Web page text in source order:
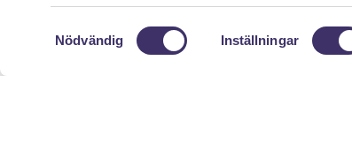
Nödvändig Inställningar